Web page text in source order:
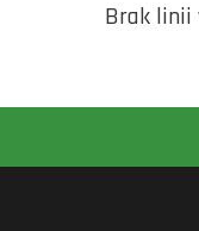
Brak linii